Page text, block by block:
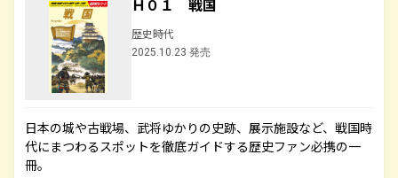
Ｈ０１ 戦国
歴史時代
2025.10.23 発売
日本の城や古戦場、武将ゆかりの史跡、展示施設など、戦国時
代にまつわるスポットを徹底ガイドする歴史ファン必携の一
冊。